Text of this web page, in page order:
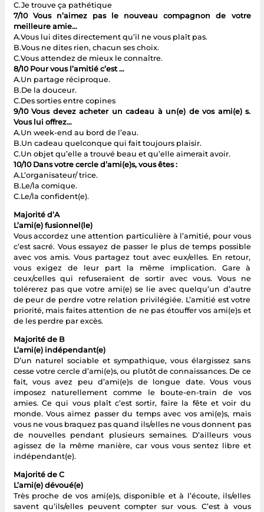
C.Je trouve ça pathétique
7/10 Vous n’aimez pas le nouveau compagnon de votre
meilleure amie…
A.Vous lui dites directement qu’il ne vous plaît pas.
B.Vous ne dites rien, chacun ses choix.
C.Vous attendez de mieux le connaître.
8/10 Pour vous l’amitié c’est …
A.Un partage réciproque.
B.De la douceur.
C.Des sorties entre copines
9/10 Vous devez acheter un cadeau à un(e) de vos ami(e) s.
Vous lui offrez…
A.Un week-end au bord de l’eau.
B.Un cadeau quelconque qui fait toujours plaisir.
C.Un objet qu’elle a trouvé beau et qu’elle aimerait avoir.
10/10 Dans votre cercle d’ami(e)s, vous êtes :
A.L’organisateur/ trice.
B.Le/la comique.
C.Le/la confident(e).
Majorité d’A
L’ami(e) fusionnel(le)
Vous accordez une attention particulière à l’amitié, pour vous
c’est sacré. Vous essayez de passer le plus de temps possible
avec vos amis. Vous partagez tout avec eux/elles. En retour,
vous exigez de leur part la même implication. Gare à
ceux/celles qui refuseraient de sortir avec vous. Vous ne
tolérerez pas que votre ami(e) se lie avec quelqu’un d’autre
de peur de perdre votre relation privilégiée. L’amitié est votre
priorité, mais faites attention de ne pas étouffer vos ami(e)s et
de les perdre par excès.
Majorité de B
L’ami(e) indépendant(e)
D’un naturel sociable et sympathique, vous élargissez sans
cesse votre cercle d’ami(e)s, ou plutôt de connaissances. De ce
fait, vous avez peu d’ami(e)s de longue date. Vous vous
imposez naturellement comme le boute-en-train de vos
amies. Ce qui vous plaît c’est sortir, faire la fête et voir du
monde. Vous aimez passer du temps avec vos ami(e)s, mais
vous ne vous braquez pas quand ils/elles ne vous donnent pas
de nouvelles pendant plusieurs semaines. D’ailleurs vous
agissez de la même manière, car vous vous sentez libre et
indépendant(e).
Majorité de C
L’ami(e) dévoué(e)
Très proche de vos ami(e)s, disponible et à l’écoute, ils/elles
savent qu’ils/elles peuvent compter sur vous. C’est à vous